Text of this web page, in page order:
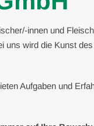
innen und
uns wird die Kunst
Aufgaben und